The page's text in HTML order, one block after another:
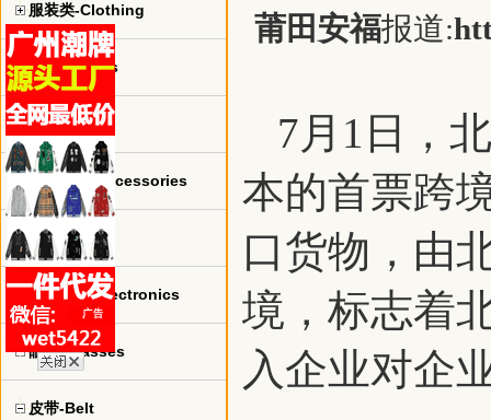
服装类-Clothing
球衣-jerseys
手表-watch
珠宝饰品-Accessories
包包-bags
电子产品-Electronics
眼镜-Glasses
皮带-Belt
莆田安福报道:
7月1日，
本的首票跨
口货物，由
境，标志着
入企业对企